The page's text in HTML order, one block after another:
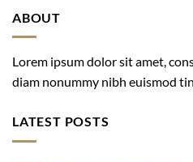
ABOUT
Lorem ipsum dolor sit amet,
diam nonummy nibh euismod
LATEST POSTS